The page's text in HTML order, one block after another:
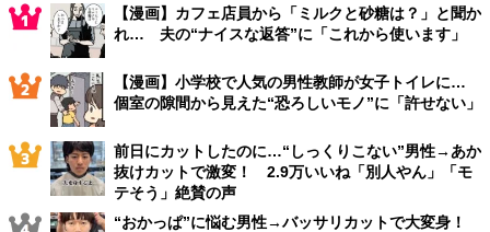
【漫画】カフェ店員から「ミルクと砂糖は？」と聞か
れ… 夫の“ナイスな返答”に「これから使います」
【漫画】小学校で人気の男性教師が女子トイレに…
個室の隙間から見えた“恐ろしいモノ”に「許せない」
前日にカットしたのに…“しっくりこない”男性→あか
抜けカットで激変！ 2.9万いいね「別人やん」「モ
テそう」絶賛の声
“おかっぱ”に悩む男性→バッサリカットで大変身！